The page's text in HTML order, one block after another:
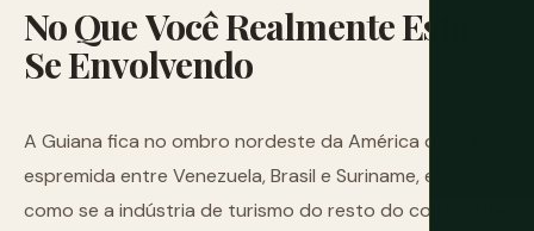
NoQueVocêRealmenteEstá
SeEnvolvendo
A Guiana fica no ombro nordeste da América do Sul,
espremida entre Venezuela, Brasil e Suriname, e opera
como se a indústria de turismo do resto do continente